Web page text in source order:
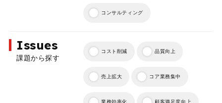
コンサルティング
Issues
課題から探す
コスト削減 品質向上
売上拡大 コア業務集中
業務効率化 顧客満足度向上